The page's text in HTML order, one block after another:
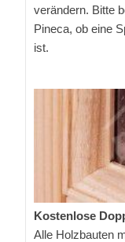
verändern. Bitte
Pineca, ob eine
ist.
Kostenlose
Alle Holzbauten